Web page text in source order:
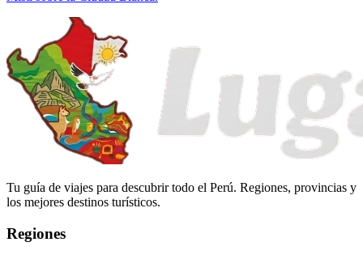
Tu guía de viajes para descubrir todo el Perú. Regiones, provincias y
los mejores destinos turísticos.
Regiones